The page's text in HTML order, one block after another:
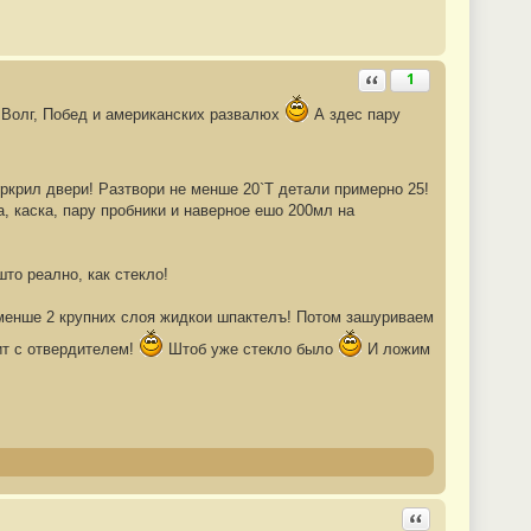
Ответить с цитатой
1
Побед и американских развалюх
А здес пару
двери! Разтвори не менше 20`Т детали примерно 25!
пару пробники и наверное ешо 200мл на
реално, как стекло!
2 крупних слоя жидкои шпактелъ! Потом зашуриваем
с отвердителем!
Штоб уже стекло было
И ложим
Ответить с